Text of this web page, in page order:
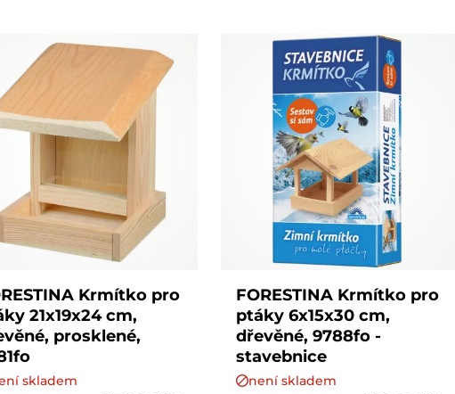
Krmítko pro
21x19x24 cm,
prosklené,
skladem
FORESTINA Krmítko pro
ptáky 6x15x30 cm,
dřevěné, 9788fo -
stavebnice
není skladem